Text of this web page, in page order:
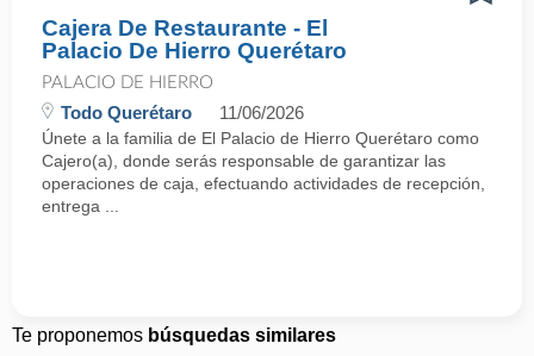
Cajera De Restaurante - El
Palacio De Hierro Querétaro
PALACIO DE HIERRO
Todo Querétaro 11/06/2026
Únete a la familia de El Palacio de Hierro Querétaro como
Cajero(a), donde serás responsable de garantizar las
operaciones de caja, efectuando actividades de recepción,
entrega ...
Te proponemos búsquedas similares